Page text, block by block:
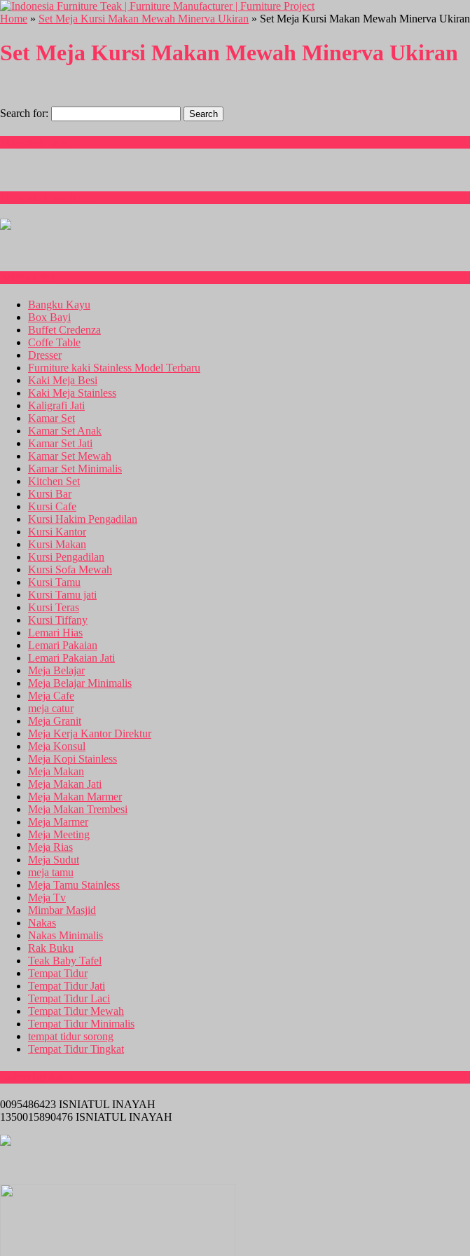
Home » Set Meja Kursi Makan Mewah Minerva Ukiran » Set Meja Kursi Makan Mewah Minerva Ukiran
Set Meja Kursi Makan Mewah Minerva Ukiran
Search for:
Bangku Kayu
Box Bayi
Buffet Credenza
Coffe Table
Dresser
Furniture kaki Stainless Model Terbaru
Kaki Meja Besi
Kaki Meja Stainless
Kaligrafi Jati
Kamar Set
Kamar Set Anak
Kamar Set Jati
Kamar Set Mewah
Kamar Set Minimalis
Kitchen Set
Kursi Bar
Kursi Cafe
Kursi Hakim Pengadilan
Kursi Kantor
Kursi Makan
Kursi Pengadilan
Kursi Sofa Mewah
Kursi Tamu
Kursi Tamu jati
Kursi Teras
Kursi Tiffany
Lemari Hias
Lemari Pakaian
Lemari Pakaian Jati
Meja Belajar
Meja Belajar Minimalis
Meja Cafe
meja catur
Meja Granit
Meja Kerja Kantor Direktur
Meja Konsul
Meja Kopi Stainless
Meja Makan
Meja Makan Jati
Meja Makan Marmer
Meja Makan Trembesi
Meja Marmer
Meja Meeting
Meja Rias
Meja Sudut
meja tamu
Meja Tamu Stainless
Meja Tv
Mimbar Masjid
Nakas
Nakas Minimalis
Rak Buku
Teak Baby Tafel
Tempat Tidur
Tempat Tidur Jati
Tempat Tidur Laci
Tempat Tidur Mewah
Tempat Tidur Minimalis
tempat tidur sorong
Tempat Tidur Tingkat
0095486423 ISNIATUL INAYAH
1350015890476 ISNIATUL INAYAH